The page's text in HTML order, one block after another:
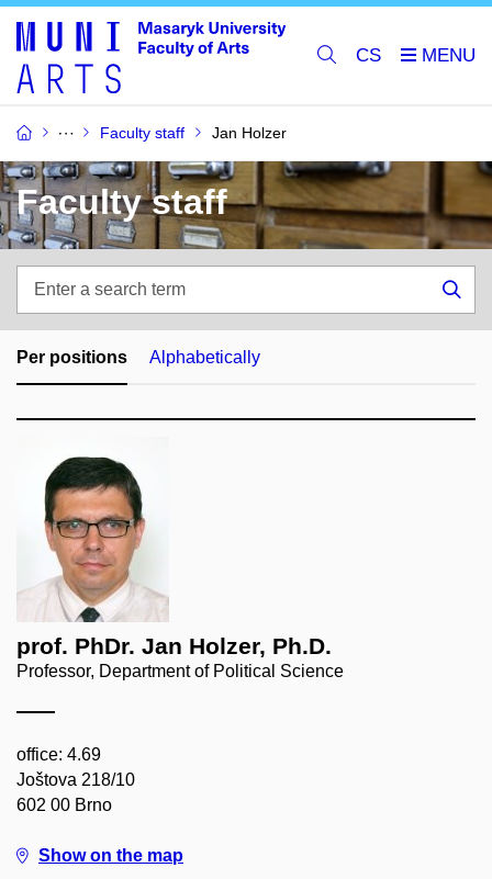
CS
Faculty staff Jan Holzer
Faculty staff
search
term
Per positions Alphabetically
prof. PhDr. Jan Holzer, Ph.D.
Professor, Department of Political Science
office: 4.69
Joštova 218/10
602 00 Brno
Show on the map